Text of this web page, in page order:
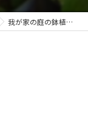
我が家の庭の鉢植えのユリ。